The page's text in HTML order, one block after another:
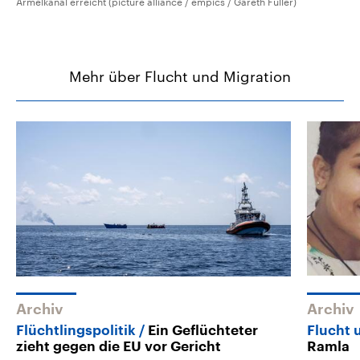
Mehr über Flucht und Migration
Archiv
Flüchtlingspolitik
Ein Geflüchteter
zieht gegen die EU vor Gericht
Archiv
Flucht
Ramla